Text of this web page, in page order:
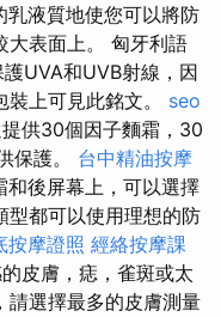
乳液質地使您可以將防
大表面上。 匈牙利語
UVA和UVB射線，因
上可見此銘文。 seo
供30個因子麵霜，30
保護。 台中精油按摩
和後屏幕上，可以選擇
型都可以使用理想的防
按摩證照 經絡按摩課
皮膚，痣，雀斑或太
請選擇最多的皮膚測量